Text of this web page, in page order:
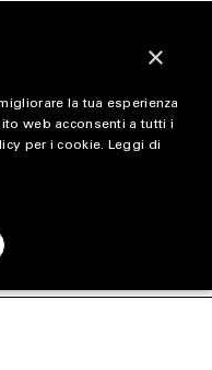
×
la tua esperienza
web acconsenti a tutti i
per i cookie. Leggi di